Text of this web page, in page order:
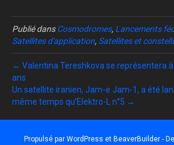
Publié dansCosmodromes, Lancements
Satellites d'application, Satellites et
← Valentina Tereshkova se représentera
ans
Un satellite iranien, Jam-e Jam-1, a été
même temps qu’Elektro-L n°5 →
Propulsé par WordPress et BeaverBuilder -